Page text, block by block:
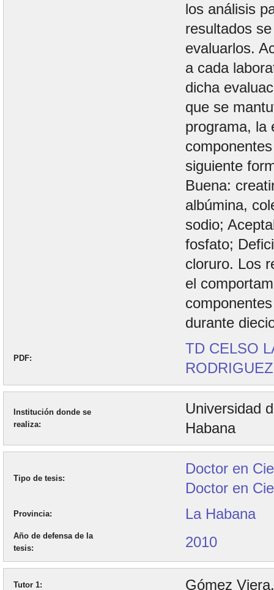
los análisis
resultados
evaluarlos.
a cada
dicha
que se
programa, la
siguiente
Buena:
albúmina,
sodio;
fosfato;
cloruro. Los
el
durante
PDF
TD CELSO
Institución donde se
realiza
Universidad
Habana
Tipo de tesis
Doctor en
Doctor en
Provincia La Habana
Año de defensa de la
tesis
2010
Tutor 1 Gómez